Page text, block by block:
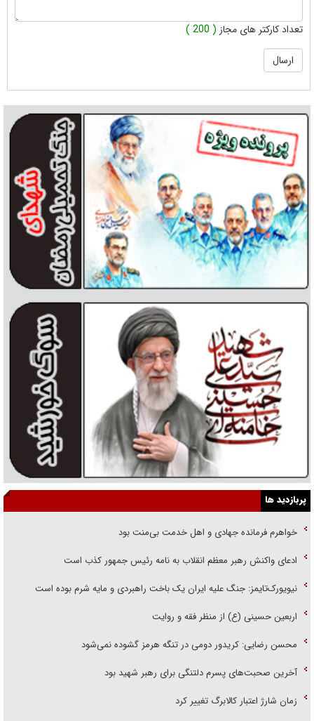
تعداد کارکتر های مجاز ( 200 )
پربازدید ها
خواهرم فرمانده جهادی و اهل خدمت بی‌منت بود
ادعای واکنش رهبر معظم انقلاب به نامه رئیس جمهور کذب است
نیویورک‌تایمز: جنگ علیه ایران یک باخت راهبردی و مایه شرم بوده است
اربعین حسینی (ع) از منظر فقه و روایت
محسن رضایی: کریدور دومی در تنگه هرمز گشوده نمی‌شود
آخرین صحبت‌های پسرم دلتنگی برای رهبر شهید بود
زمان شارژ اعتبار کالابرگ تغییر کرد